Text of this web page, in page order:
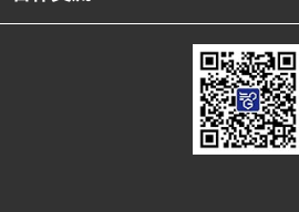
在智能制造领域，通过对需求、产
素的运筹，进行智能排产，大幅提
度，提升产能利用率，提升交期预
证交期稳定。在质量管理领域，通
以及量测数据的全面分析，构建生